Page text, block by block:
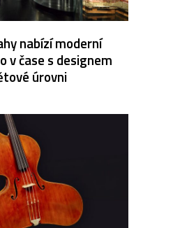
nabízí moderní
v čase s designem
úrovni